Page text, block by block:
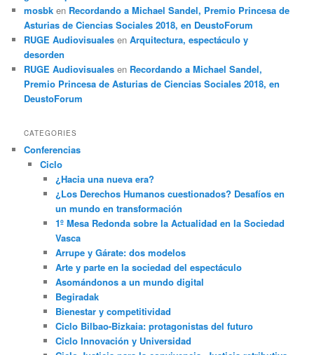
mosbk en Recordando a Michael Sandel, Premio Princesa de
Asturias de Ciencias Sociales 2018, en DeustoForum
RUGE Audiovisuales enArquitectura, espectáculo y
desorden
RUGE Audiovisuales en Recordando a Michael Sandel,
Premio Princesa de Asturias de Ciencias Sociales 2018, en
DeustoForum
CATEGORIES
Conferencias
Ciclo
¿Hacia una nueva era?
¿Los Derechos Humanos cuestionados? Desafíos en
un mundo en transformación
1º Mesa Redonda sobre la Actualidad en la Sociedad
Vasca
Arrupe y Gárate: dos modelos
Arte y parte en la sociedad del espectáculo
Asomándonos a un mundo digital
Begiradak
Bienestar y competitividad
Ciclo Bilbao-Bizkaia: protagonistas del futuro
Ciclo Innovación y Universidad